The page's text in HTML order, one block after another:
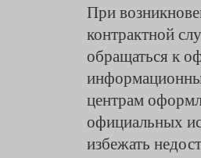
При
контрактной
обращаться к
центрам
официальных
избежать